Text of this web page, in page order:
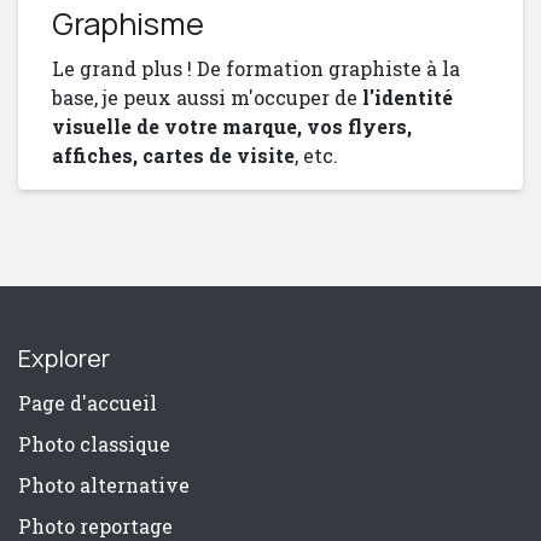
Graphisme
Le grand plus ! De formation graphiste à la
base, je peux aussi m'occuper de l'identité
visuelle de votre marque, vos flyers,
affiches, cartes de visite, etc.
Explorer
Page d'accueil
Photo classique
Photo alternative
Photo reportage